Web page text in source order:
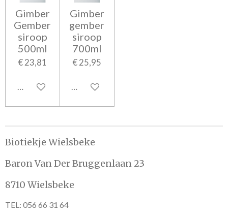
Gimber
Gember
siroop
500ml
€ 23,81
In winkelwagen
Gimber
gember
siroop
700ml
€ 25,95
In winkelwagen
Biotiekje Wielsbeke
Baron Van Der Bruggenlaan 23
8710 Wielsbeke
TEL: 056 66 31 64